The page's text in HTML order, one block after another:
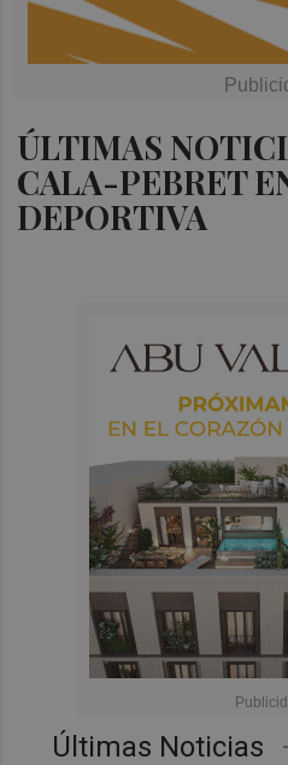
ÚLTIMAS
CALA-PEBRET
DEPORTIVA
Últimas Noticias